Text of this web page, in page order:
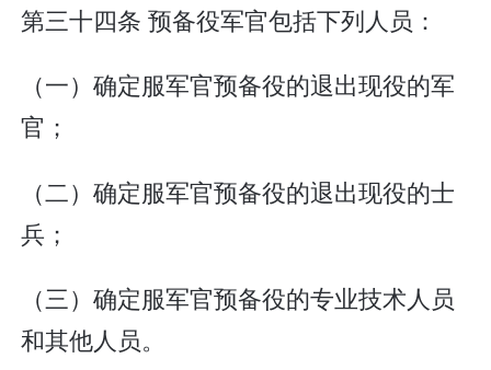
第三十四条 预备役军官包括下列人员：
（一）确定服军官预备役的退出现役的军
官；
（二）确定服军官预备役的退出现役的士
兵；
（三）确定服军官预备役的专业技术人员
和其他人员。